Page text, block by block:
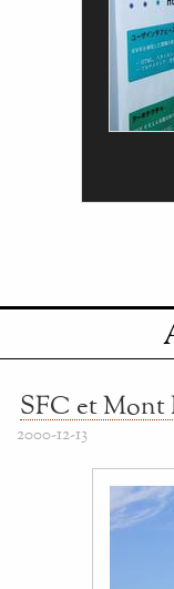
SFC et Mont
2000-12-13